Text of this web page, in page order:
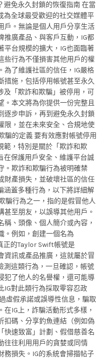
避免永久封鎖的恢復指南 在當
全球最受歡迎的社交媒體平
戶。無論是個人用戶分享生活
推廣產品、與客戶互動，IG都
平台規模的擴大，IG也面臨著
些行為不僅損害其他用戶的權
為了維護社區的信任，IG嚴格
措施，包括停用帳號甚至永久
及「欺詐和欺騙」被停用，可
。本文將為你提供一份完整且
逐步申訴，再到避免永久封鎖
限，並在未來安全、合規地使
騙的定義 要有效應對帳號停用
範，特別是關於「欺詐和欺
在保護用戶安全、維護平台誠
。欺詐和欺騙行為被明確禁
財產損失，並破壞社區的信任
涵蓋多種行為，以下將詳細解
騙行為之一，指的是假冒他人
至朋友，以誤導其他用戶。
、頭像、個人簡介或內容，
。例如，創建一個名為
的Taylor Swift帳號是
訊或產品推廣，這就屬於冒
測這類行為，一旦確認，帳號
犯了他人的名譽權，還可能導
IG對此類行為採取零容忍政
虛假承諾或誤導性信息，騙取
IG上，詐騙活動形式多樣，
扣碼、分享釣魚連結（例如偽
快速致富」計劃、假借慈善名
往往利用用戶的貪婪或同情
務損失。IG的系統會掃描帖子